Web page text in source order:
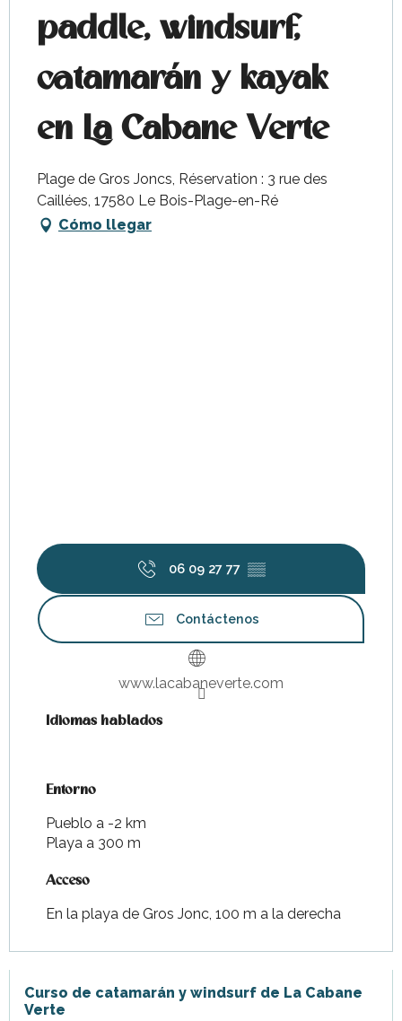
paddle, windsurf,
catamarán y kayak
en La Cabane Verte
Plage de Gros Joncs, Réservation : 3 rue des
Caillées, 17580 Le Bois-Plage-en-Ré
Cómo llegar
06 09 27 77 ▒▒
Contáctenos
www.lacabaneverte.com
Idiomas hablados
Idiomas hablados
Entorno
Entorno
Pueblo a -2 km
Playa a 300 m
Acceso
Acceso
En la playa de Gros Jonc, 100 m a la derecha
Curso de catamarán y windsurf de La Cabane
Verte